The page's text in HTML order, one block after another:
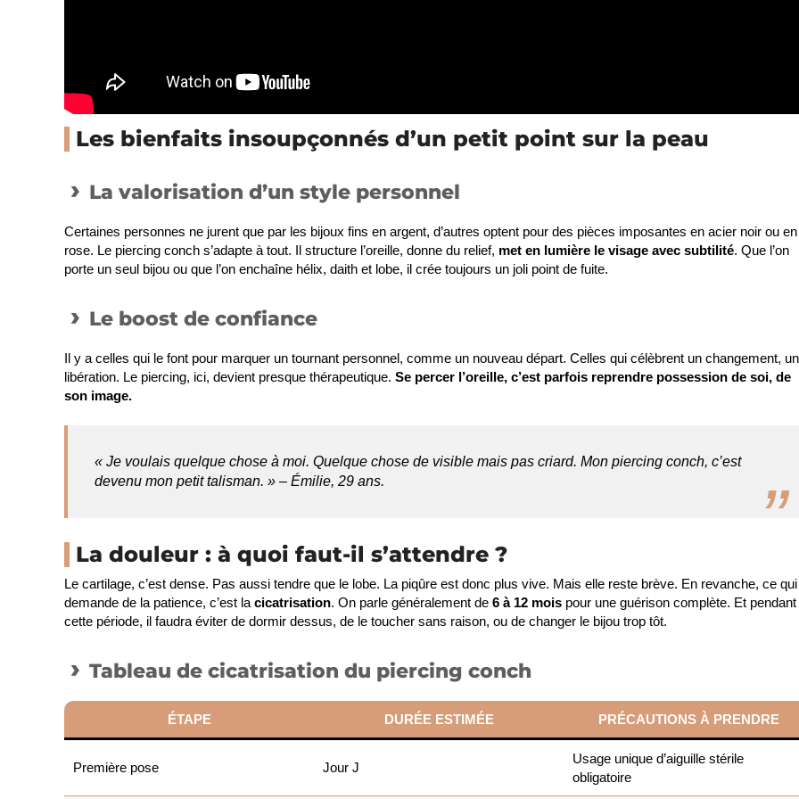
Les bienfaits insoupçonnés d’un petit point sur la peau
La valorisation d’un style personnel
Certaines personnes ne jurent que par les bijoux fins en argent, d’autres optent pour des pièces imposantes en acier noir ou
rose. Le piercing conch s’adapte à tout. Il structure l’oreille, donne du relief, met en lumière le visage avec subtilité. Que l’on
porte un seul bijou ou que l’on enchaîne hélix, daith et lobe, il crée toujours un joli point de fuite.
Le boost de confiance
Il y a celles qui le font pour marquer un tournant personnel, comme un nouveau départ. Celles qui célèbrent un changement,
libération. Le piercing, ici, devient presque thérapeutique. Se percer l’oreille, c’est parfois reprendre possession de soi, de
son image.
« Je voulais quelque chose à moi. Quelque chose de visible mais pas criard. Mon piercing conch, c’est
devenu mon petit talisman. » – Émilie, 29 ans.
La douleur : à quoi faut-il s’attendre ?
Le cartilage, c’est dense. Pas aussi tendre que le lobe. La piqûre est donc plus vive. Mais elle reste brève. En revanche, ce qui
demande de la patience, c’est la cicatrisation. On parle généralement de 6 à 12 mois pour une guérison complète. Et pendant
cette période, il faudra éviter de dormir dessus, de le toucher sans raison, ou de changer le bijou trop tôt.
Tableau de cicatrisation du piercing conch
ÉTAPE DURÉE ESTIMÉE PRÉCAUTIONS À PRENDRE
Première pose Jour J
Usage unique d’aiguille stérile
obligatoire